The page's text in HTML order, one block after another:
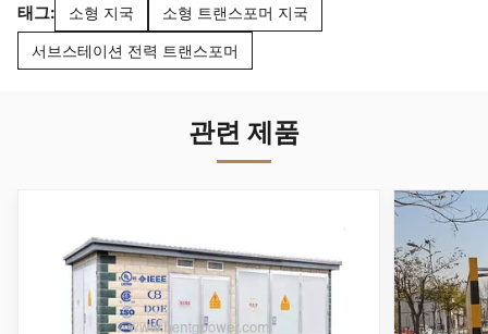
태그: 소형 지국 소형 트랜스포머 지국
서브스테이션 전력 트랜스포머
관련 제품